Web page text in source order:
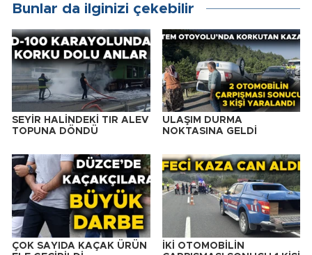
Bunlar da ilginizi çekebilir
SEYİR HALİNDEKİ TIR ALEV
TOPUNA DÖNDÜ
ULAŞIM DURMA
NOKTASINA GELDİ
ÇOK SAYIDA KAÇAK ÜRÜN
İKİ OTOMOBİLİN